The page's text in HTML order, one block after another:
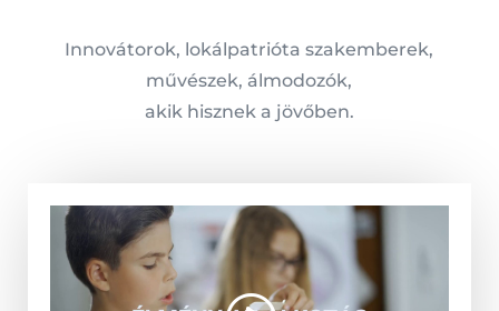
Innovátorok, lokálpatrióta szakemberek,
művészek, álmodozók,
akik hisznek a jövőben.